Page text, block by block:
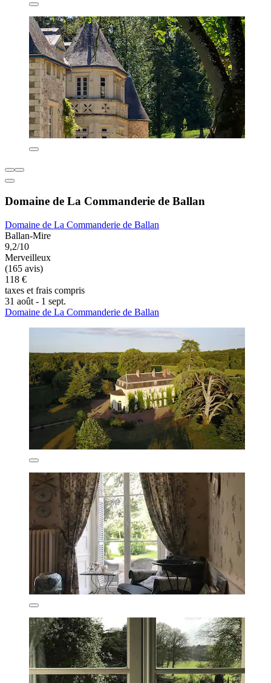
Domaine de La Commanderie de Ballan
Domaine de La Commanderie de Ballan
Ballan-Mire
9,2/10
Merveilleux
(165 avis)
118 €
taxes et frais compris
31 août - 1 sept.
Domaine de La Commanderie de Ballan